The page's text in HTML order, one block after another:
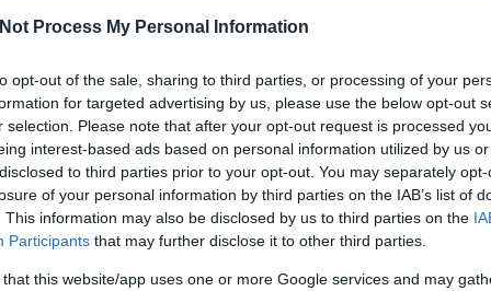
Process My Personal Information
opt-out of the sale, sharing to third parties, or processing of your
for targeted advertising by us, please use the below opt-out
selection. Please note that after your opt-out request is processed
interest-based ads based on personal information utilized by us
to third parties prior to your opt-out. You may separately
of your personal information by third parties on the IAB’s list of
This information may also be disclosed by us to third parties on the
Participants that may further disclose it to other third parties.
that this website/app uses one or more Google services and may
országos bajnokság után lehullt a lepel, Kiss László szövetségi
viseli az…
SZERZŐ:vincent1